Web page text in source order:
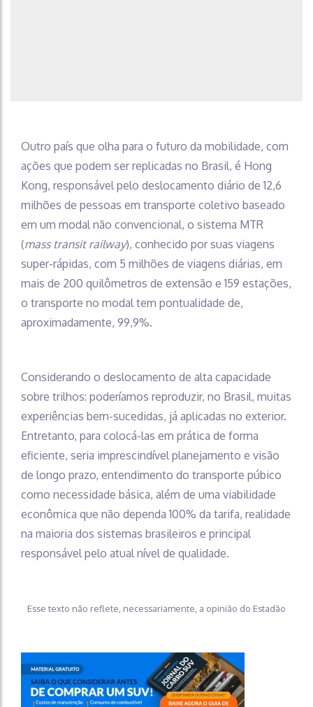
Outro país que olha para o futuro da mobilidade, com
ações que podem ser replicadas no Brasil, é Hong
Kong, responsável pelo deslocamento diário de 12,6
milhões de pessoas em transporte coletivo baseado
em um modal não convencional, o sistema MTR
(mass transit railway), conhecido por suas viagens
super-rápidas, com 5 milhões de viagens diárias, em
mais de 200 quilômetros de extensão e 159 estações,
o transporte no modal tem pontualidade de,
aproximadamente, 99,9%.
Considerando o deslocamento de alta capacidade
sobre trilhos: poderíamos reproduzir, no Brasil, muitas
experiências bem-sucedidas, já aplicadas no exterior.
Entretanto, para colocá-las em prática de forma
eficiente, seria imprescindível planejamento e visão
de longo prazo, entendimento do transporte púbico
como necessidade básica, além de uma viabilidade
econômica que não dependa 100% da tarifa, realidade
na maioria dos sistemas brasileiros e principal
responsável pelo atual nível de qualidade.
Esse texto não reflete, necessariamente, a opinião do Estadão